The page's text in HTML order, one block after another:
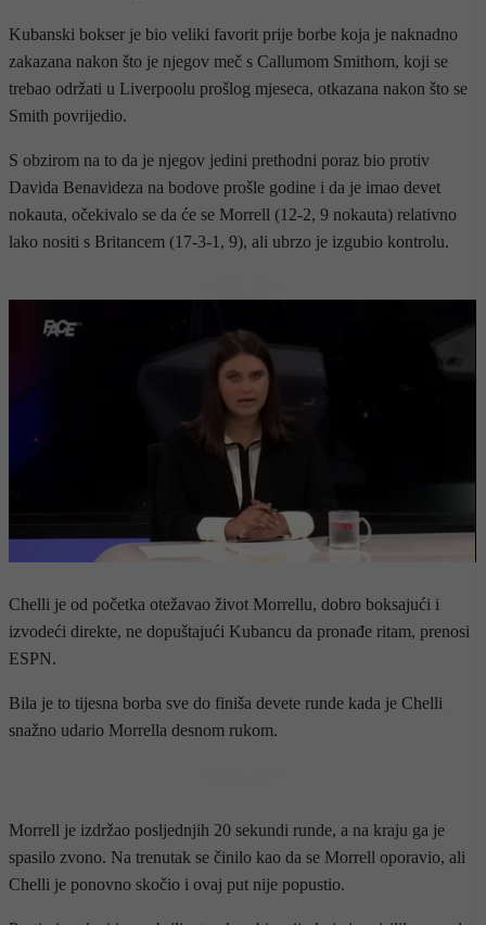
Kubanski bokser je bio veliki favorit prije borbe koja je naknadno
zakazana nakon što je njegov meč s Callumom Smithom, koji se
trebao održati u Liverpoolu prošlog mjeseca, otkazana nakon što se
Smith povrijedio.
S obzirom na to da je njegov jedini prethodni poraz bio protiv
Davida Benavideza na bodove prošle godine i da je imao devet
nokauta, očekivalo se da će se Morrell (12-2, 9 nokauta) relativno
lako nositi s Britancem (17-3-1, 9), ali ubrzo je izgubio kontrolu.
Chelli je od početka otežavao život Morrellu, dobro boksajući i
izvodeći direkte, ne dopuštajući Kubancu da pronađe ritam, prenosi
ESPN.
Bila je to tijesna borba sve do finiša devete runde kada je Chelli
snažno udario Morrella desnom rukom.
Morrell je izdržao posljednjih 20 sekundi runde, a na kraju ga je
spasilo zvono. Na trenutak se činilo kao da se Morrell oporavio, ali
Chelli je ponovno skočio i ovaj put nije popustio.